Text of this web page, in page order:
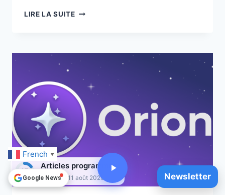
LIRE LA SUITEGOOGLEDRIVESYNC
DRIVE
MACOS
AVEC
EXCLUSIONS
PRÉCISES
Newsletter
French ▼
15
Articles programmés
Jusqu'au 11 août 2026
Google News